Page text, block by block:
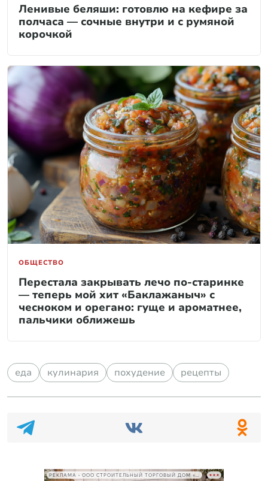
Ленивые беляши: готовлю на кефире за
полчаса — сочные внутри и с румяной
корочкой
ОБЩЕСТВО
Перестала закрывать лечо по-старинке
— теперь мой хит «Баклажаныч» с
чесноком и орегано: гуще и ароматнее,
пальчики оближешь
еда кулинария похудение рецепты